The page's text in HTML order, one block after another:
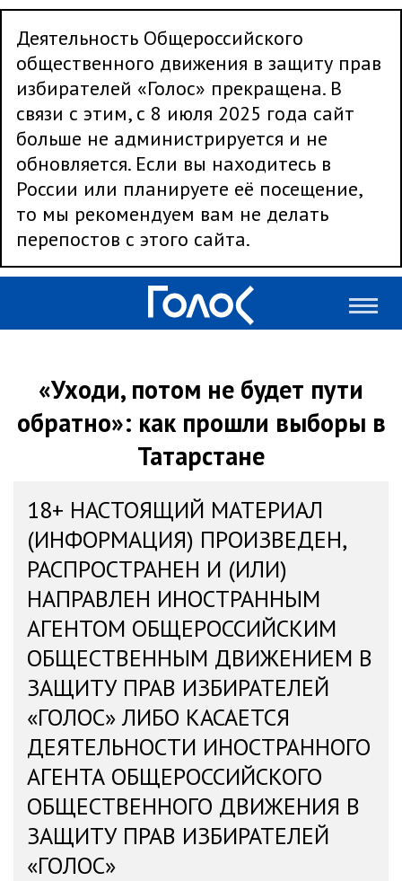
Деятельность Общероссийского
общественного движения в защиту прав
избирателей «Голос» прекращена. В
связи с этим, с 8 июля 2025 года сайт
больше не администрируется и не
обновляется. Если вы находитесь в
России или планируете её посещение,
то мы рекомендуем вам не делать
перепостов с этого сайта.
«Уходи, потом не будет пути
обратно»: как прошли выборы в
Татарстане
18+ НАСТОЯЩИЙ МАТЕРИАЛ
(ИНФОРМАЦИЯ) ПРОИЗВЕДЕН,
РАСПРОСТРАНЕН И (ИЛИ)
НАПРАВЛЕН ИНОСТРАННЫМ
АГЕНТОМ ОБЩЕРОССИЙСКИМ
ОБЩЕСТВЕННЫМ ДВИЖЕНИЕМ В
ЗАЩИТУ ПРАВ ИЗБИРАТЕЛЕЙ
«ГОЛОС» ЛИБО КАСАЕТСЯ
ДЕЯТЕЛЬНОСТИ ИНОСТРАННОГО
АГЕНТА ОБЩЕРОССИЙСКОГО
ОБЩЕСТВЕННОГО ДВИЖЕНИЯ В
ЗАЩИТУ ПРАВ ИЗБИРАТЕЛЕЙ
«ГОЛОС»